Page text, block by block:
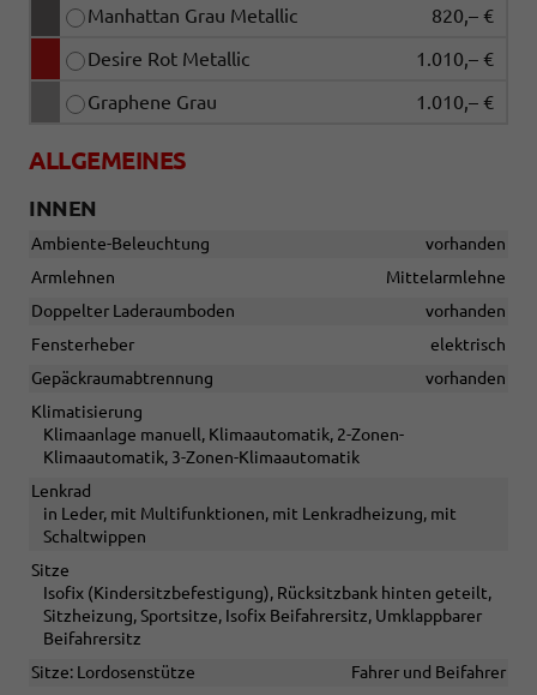
Manhattan Grau Metallic
820,– €
Desire Rot Metallic
1.010,– €
Graphene Grau
1.010,– €
ALLGEMEINES
INNEN
Ambiente-Beleuchtung
vorhanden
Armlehnen
Mittelarmlehne
Doppelter Laderaumboden
vorhanden
Fensterheber
elektrisch
Gepäckraumabtrennung
vorhanden
Klimatisierung
Klimaanlage manuell, Klimaautomatik, 2-Zonen-
Klimaautomatik, 3-Zonen-Klimaautomatik
Lenkrad
in Leder, mit Multifunktionen, mit Lenkradheizung, mit
Schaltwippen
Sitze
Isofix (Kindersitzbefestigung), Rücksitzbank hinten geteilt,
Sitzheizung, Sportsitze, Isofix Beifahrersitz, Umklappbarer
Beifahrersitz
Sitze: Lordosenstütze
Fahrer und Beifahrer